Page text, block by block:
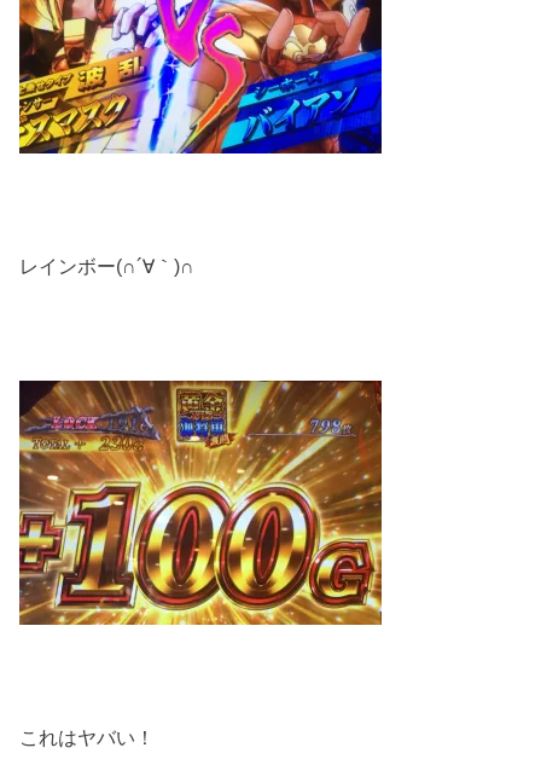
レインボー(∩´∀｀)∩
これはヤバい！